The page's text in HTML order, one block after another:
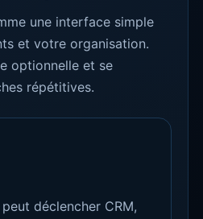
une interface simple
et votre organisation.
optionnelle et se
répétitives.
déclencher CRM,